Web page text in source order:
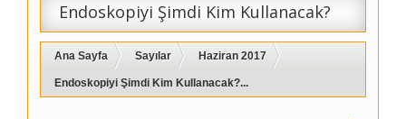
Endoskopiyi Şimdi Kim Kullanacak?
Ana Sayfa Sayılar Haziran 2017
Endoskopiyi Şimdi Kim Kullanacak?...